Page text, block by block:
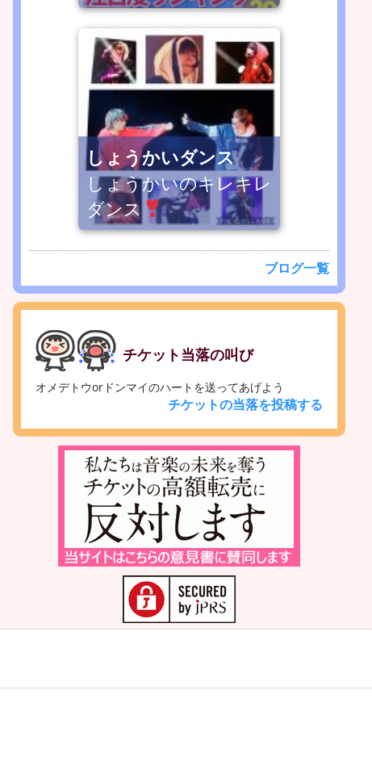
しょうかいダンス
しょうかいのキレキレ
ダンス
ブログ一覧
チケット当落の叫び
オメデトウorドンマイのハートを送ってあげよう
チケットの当落を投稿する